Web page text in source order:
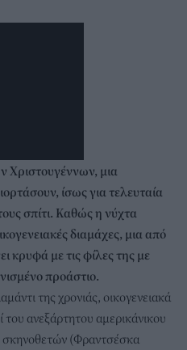
μια
ίσως για τελευταία
σπίτι. Καθώς η νύχτα
διαμάχες, μια από
κρυφά με τις φίλες της με
προάστιο.
της χρονιάς, οικογενειακά
του ανεξάρτητου αμερικάνικου
σκηνοθετών (Φραντσέσκα